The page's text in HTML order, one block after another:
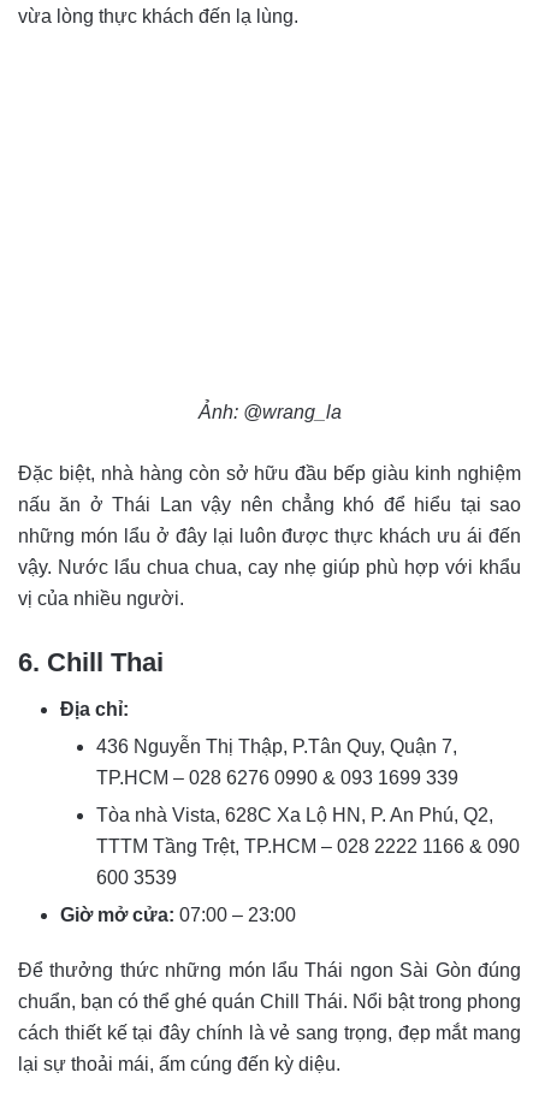
vừa lòng thực khách đến lạ lùng.
Ảnh: @wrang_la
Đặc biệt, nhà hàng còn sở hữu đầu bếp giàu kinh nghiệm
nấu ăn ở Thái Lan vậy nên chẳng khó để hiểu tại sao
những món lẩu ở đây lại luôn được thực khách ưu ái đến
vậy. Nước lẩu chua chua, cay nhẹ giúp phù hợp với khẩu
vị của nhiều người.
6. Chill Thai
Địa chỉ:
436 Nguyễn Thị Thập, P.Tân Quy, Quận 7,
TP.HCM – 028 6276 0990 & 093 1699 339
Tòa nhà Vista, 628C Xa Lộ HN, P. An Phú, Q2,
TTTM Tầng Trệt, TP.HCM – 028 2222 1166 & 090
600 3539
Giờ mở cửa: 07:00 – 23:00
Để thưởng thức những món lẩu Thái ngon Sài Gòn đúng
chuẩn, bạn có thể ghé quán Chill Thái. Nổi bật trong phong
cách thiết kế tại đây chính là vẻ sang trọng, đẹp mắt mang
lại sự thoải mái, ấm cúng đến kỳ diệu.